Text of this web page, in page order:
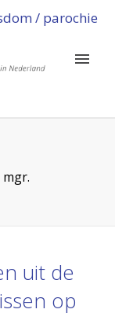
/ parochie
mgr.
uit de
op